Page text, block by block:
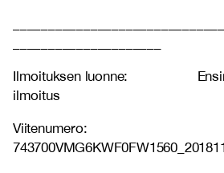
Ilmoituksen luonne:
ilmoitus
Viitenumero: